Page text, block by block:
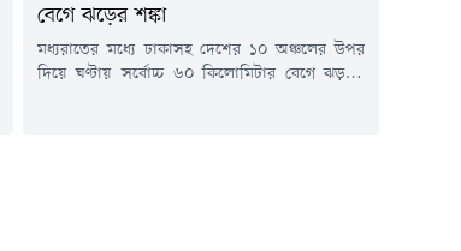
বেগে ঝড়ের শঙ্কা
মধ্যরাতের মধ্যে ঢাকাসহ দেশের ১০ অঞ্চলের উপর
দিয়ে ঘণ্টায় সর্বোচ্চ ৬০ কিলোমিটার বেগে ঝড়সহ